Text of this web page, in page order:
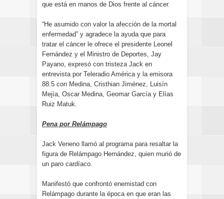
que está en manos de Dios frente al cáncer.
“He asumido con valor la afección de la mortal
enfermedad” y agradece la ayuda que para
tratar el cáncer le ofrece el presidente Leonel
Fernández y el Ministro de Deportes, Jay
Payano, expresó con tristeza Jack en
entrevista por Teleradio América y la emisora
88.5 con Medina, Cristhian Jiménez, Luisín
Mejía, Oscar Medina, Geomar García y Elías
Ruiz Matuk.
Pena por Relámpago
Jack Veneno llamó al programa para resaltar la
figura de Relámpago Hernández, quien murió de
un paro cardíaco.
Manifestó que confrontó enemistad con
Relámpago durante la época en que eran las